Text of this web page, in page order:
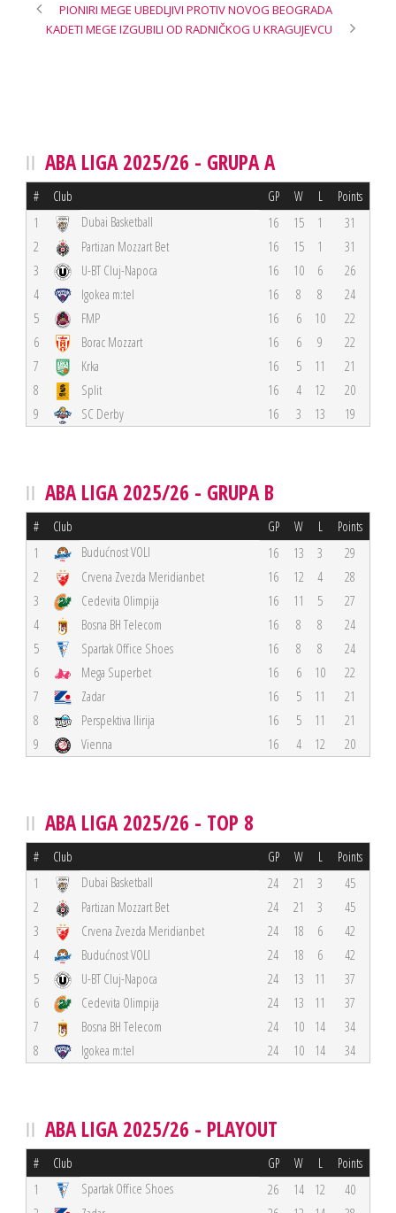
PIONIRI MEGE UBEDLJIVI PROTIV NOVOG BEOGRADA
KADETI MEGE IZGUBILI OD RADNIČKOG U KRAGUJEVCU
ABA LIGA 2025/26 - GRUPA A
# Club GP W L Points
1 Dubai Basketball 16 15 1
31
2
Partizan Mozzart Bet 16 15 1
31
3
U-BT Cluj-Napoca 16 10 6
26
4
Igokea m:tel 16 8 8
24
5
FMP 16 6 10
22
6
Borac Mozzart 16 6 9
22
7
Krka 16 5 11
21
8
Split 16 4 12
20
9
SC Derby 16 3 13 19
ABA LIGA 2025/26 - GRUPA B
# Club GP W L Points
1 Budućnost VOLI 16 13 3
29
2
Crvena Zvezda Meridianbet 16 12 4
28
3
Cedevita Olimpija 16 11 5
27
4
Bosna BH Telecom 16 8 8
24
5
Spartak Office Shoes 16 8 8
24
6
Mega Superbet 16 6 10
22
7
Zadar 16 5 11
21
8
Perspektiva Ilirija 16 5 11
21
9
Vienna 16 4 12 20
ABA LIGA 2025/26 - TOP 8
# Club GP W L Points
1 Dubai Basketball 24 21 3
45
2
Partizan Mozzart Bet 24 21 3
45
3
Crvena Zvezda Meridianbet 24 18 6
42
4
Budućnost VOLI 24 18 6
42
5
U-BT Cluj-Napoca 24 13 11
37
6
Cedevita Olimpija 24 13 11
37
7
Bosna BH Telecom 24 10 14
34
8
Igokea m:tel 24 10 14 34
ABA LIGA 2025/26 - PLAYOUT
# Club GP W L Points
1 Spartak Office Shoes 26 14 12
40